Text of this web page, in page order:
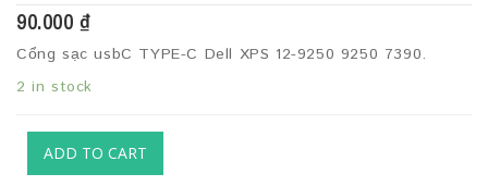
90.000₫
Cổng sạc usbC TYPE-C Dell XPS 12-9250 9250 7390.
2 in stock
ADD TO CART